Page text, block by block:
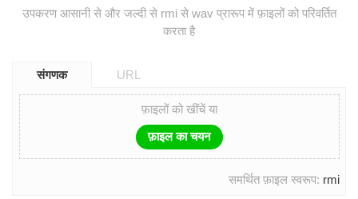
उपकरण आसानी से और जल्दी से rmi से wav प्रारूप में फ़ाइलों को परिवर्तित
करता है
संगणक URL
फ़ाइलों को खींचें या
फ़ाइल का चयन
समर्थित फ़ाइल स्वरूप: rmi